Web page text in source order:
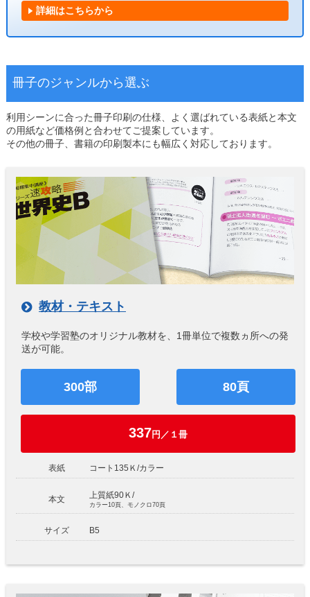
詳細はこちらから
冊子のジャンルから選ぶ
利用シーンに合った冊子印刷の仕様、よく選ばれている表紙と本文
の用紙など価格例と合わせてご提案しています。
その他の冊子、書籍の印刷製本にも幅広く対応しております。
教材・テキスト
学校や学習塾のオリジナル教材を、1冊単位で複数ヵ所への発
送が可能。
300部 80頁
337円／１冊
表紙 コート135Ｋ/カラー
本文 上質紙90Ｋ/
カラー10頁、モノクロ70頁
サイズ B5